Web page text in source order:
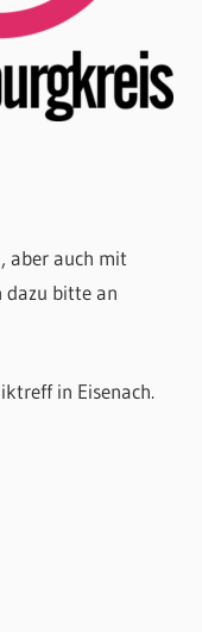
aber auch mit
dazu bitte an
in Eisenach.